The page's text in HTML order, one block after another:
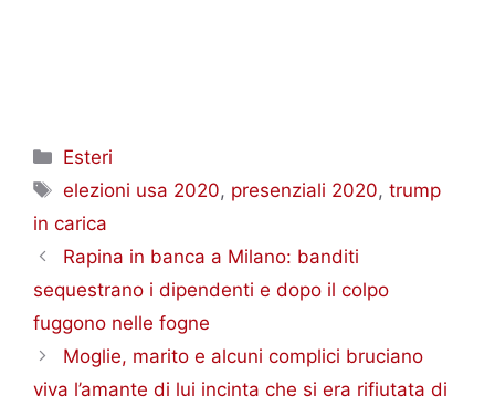
Categorie
Esteri
Tag
elezioni usa 2020, presenziali 2020,trump
in carica
Rapina in banca a Milano: banditi
sequestrano i dipendenti e dopo il colpo
fuggono nelle fogne
Moglie, marito e alcuni complici bruciano
viva l’amante di lui incinta che si era rifiutata di